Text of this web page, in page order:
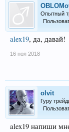
Опытный
alex19, да, давай!
16 ноя 2018
olvit
Гуру
alex19 напиши